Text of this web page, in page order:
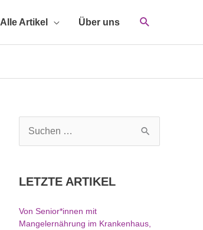
Alle Artikel Über uns
u
e
n
LETZTE ARTIKEL
Von Senior*innen mit
Mangelernährung im Krankenhaus,